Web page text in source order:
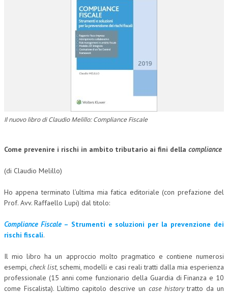
CORSI CE.S.E.D.
ARCHIVIO CORSI 2015
BROCHURE CE.S.E.D.
COMITATO EDITORIALE
REDAZIONE
PEER REVIEW
AUTORI
ECONOMIA
CORPORATE SOCIAL RESPONSIBILITY
Il nuovo libro di Claudio Melillo: Compliance Fiscale
Come prevenire i rischi in ambito tributario ai fini della compliance
(di Claudio Melillo)
Ho appena terminato l’ultima mia fatica editoriale (con prefazione del
Prof. Avv. Raffaello Lupi) dal titolo:
Compliance Fiscale– Strumenti e soluzioni per la prevenzione dei
rischi fiscali.
Il mio libro ha un approccio molto pragmatico e contiene numerosi
esempi, check list, schemi, modelli e casi reali tratti dalla mia esperienza
professionale (15 anni come funzionario della Guardia di Finanza e 10
come Fiscalista). L’ultimo capitolo descrive un case historytratto da un